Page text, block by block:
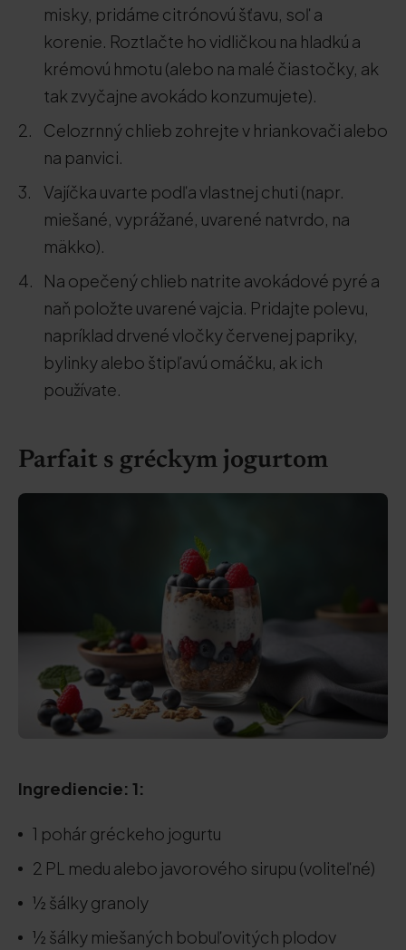
misky, pridáme citrónovú šťavu, soľ a
korenie. Roztlačte ho vidličkou na hladkú a
krémovú hmotu (alebo na malé čiastočky, ak
tak zvyčajne avokádo konzumujete).
Celozrnný chlieb zohrejte v hriankovači alebo
na panvici.
Vajíčka uvarte podľa vlastnej chuti (napr.
miešané, vyprážané, uvarené natvrdo, na
mäkko).
Na opečený chlieb natrite avokádové pyré a
naň položte uvarené vajcia. Pridajte polevu,
napríklad drvené vločky červenej papriky,
bylinky alebo štipľavú omáčku, ak ich
používate.
Parfait s gréckym jogurtom
Ingrediencie: 1:
1 pohár gréckeho jogurtu
2 PL medu alebo javorového sirupu (voliteľné)
½ šálky granoly
½ šálky miešaných bobuľovitých plodov